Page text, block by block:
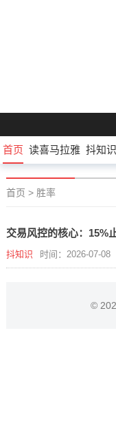
首页 读喜马拉雅 抖知识
首页 > 胜率
交易风控的核心：15%
抖知识 时间：2026-07-08
©